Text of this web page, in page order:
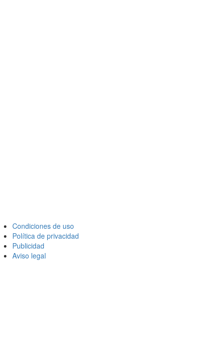
Condiciones de uso
Política de privacidad
Publicidad
Aviso legal